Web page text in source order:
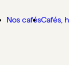
Nos cafésCafés,